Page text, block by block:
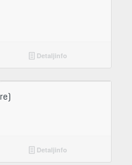
Detaljinfo
Detaljinfo